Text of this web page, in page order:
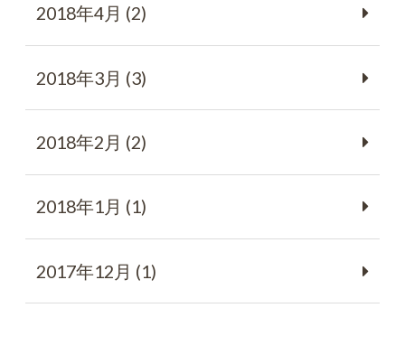
2018年4月 (2)
2018年3月 (3)
2018年2月 (2)
2018年1月 (1)
2017年12月 (1)